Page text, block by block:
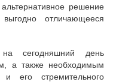
решение
отличающееся
на сегодняшний день
а также необходимым
его стремительного